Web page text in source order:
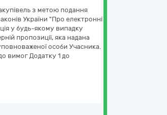
з метою подання
України "Про електронні
у будь-якому випадку
пропозиції, яка надана
особи Учасника.
вимог Додатку 1 до